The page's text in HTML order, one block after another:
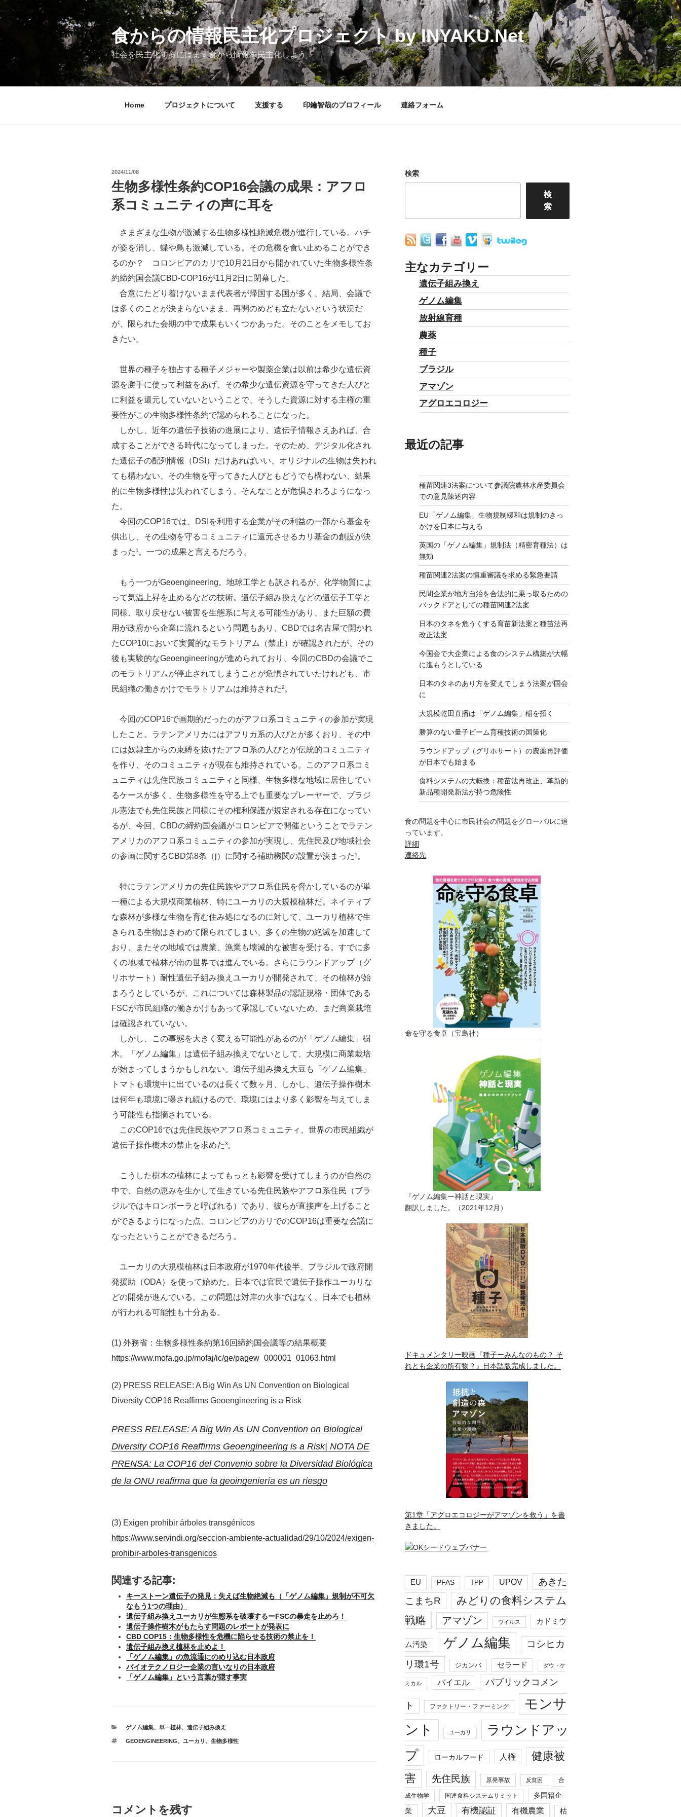
ン
ン
食からの情報民主化プロジェクト by INYAKU.Net
社会を民主化するにはまず食から情報を民主化しよう！
Home プロジェクトについて 支援する 印鑰智哉のプロフィール 連絡フォーム
投
稿
日:
2024/11/08
生物多様性条約COP16会議の成果：アフロ
系コミュニティの声に耳を
さまざまな生物が激減する生物多様性絶滅危機が進行している。ハチ
が姿を消し、蝶や鳥も激減している。その危機を食い止めることができ
るのか？ コロンビアのカリで10月21日から開かれていた生物多様性条
約締約国会議CBD-COP16が11月2日に閉幕した。
合意にたどり着けないまま代表者が帰国する国が多く、結局、会議で
は多くのことが決まらないまま、再開のめども立たないという状況だ
が、限られた会期の中で成果もいくつかあった。そのことをメモしてお
きたい。
世界の種子を独占する種子メジャーや製薬企業は以前は希少な遺伝資
源を勝手に使って利益をあげ、その希少な遺伝資源を守ってきた人びと
に利益を還元していないということで、そうした資源に対する主権の重
要性がこの生物多様性条約で認められることになった。
しかし、近年の遺伝子技術の進展により、遺伝子情報さえあれば、合
成することができる時代になってしまった。そのため、デジタル化され
た遺伝子の配列情報（DSI）だけあればいい、オリジナルの生物は失われ
ても構わない、その生物を守ってきた人びともどうでも構わない、結果
的に生物多様性は失われてしまう、そんなことが危惧されるようになっ
た。
今回のCOP16では、DSIを利用する企業がその利益の一部から基金を
供出し、その生物を守るコミュニティに還元させるカリ基金の創設が決
まった¹。一つの成果と言えるだろう。
もう一つがGeoengineering。地球工学とも訳されるが、化学物質によ
って気温上昇を止めるなどの技術。遺伝子組み換えなどの遺伝子工学と
同様、取り戻せない被害を生態系に与える可能性があり、また巨額の費
用が政府から企業に流れるという問題もあり、CBDでは名古屋で開かれ
たCOP10において実質的なモラトリアム（禁止）が確認されたが、その
後も実験的なGeoengineeringが進められており、今回のCBDの会議でこ
のモラトリアムが停止されてしまうことが危惧されていたけれども、市
民組織の働きかけでモラトリアムは維持された²。
今回のCOP16で画期的だったのがアフロ系コミュニティの参加が実現
したこと。ラテンアメリカにはアフリカ系の人びとが多くおり、その中
には奴隷主からの束縛を抜けたアフロ系の人びとが伝統的コミュニティ
を作り、そのコミュニティが現在も維持されている。このアフロ系コミ
ュニティは先住民族コミュニティと同様、生物多様な地域に居住してい
るケースが多く、生物多様性を守る上でも重要なプレーヤーで、ブラジ
ル憲法でも先住民族と同様にその権利保護が規定される存在になってい
るが、今回、CBDの締約国会議がコロンビアで開催ということでラテン
アメリカのアフロ系コミュニティの参加が実現し、先住民及び地域社会
の参画に関するCBD第8条（j）に関する補助機関の設置が決まった¹。
特にラテンアメリカの先住民族やアフロ系住民を脅かしているのが単
一種による大規模商業植林、特にユーカリの大規模植林だ。ネイティブ
な森林が多様な生物を育む住み処になるのに対して、ユーカリ植林で生
きられる生物はきわめて限られてしまい、多くの生物の絶滅を加速して
おり、またその地域では農業、漁業も壊滅的な被害を受ける。すでに多
くの地域で植林が南の世界では進んでいる。さらにラウンドアップ（グ
リホサート）耐性遺伝子組み換えユーカリが開発されて、その植林が始
まろうとしているが、これについては森林製品の認証規格・団体である
FSCが市民組織の働きかけもあって承認していないため、まだ商業栽培
は確認されていない。
しかし、この事態を大きく変える可能性があるのが「ゲノム編集」樹
木。「ゲノム編集」は遺伝子組み換えでないとして、大規模に商業栽培
が始まってしまうかもしれない。遺伝子組み換え大豆も「ゲノム編集」
トマトも環境中に出ているのは長くて数ヶ月、しかし、遺伝子操作樹木
は何年も環境に曝され続けるので、環境にはより多く影響を与えてしま
う可能性も指摘されている。
このCOP16では先住民族やアフロ系コミュニティ、世界の市民組織が
遺伝子操作樹木の禁止を求めた³。
こうした樹木の植林によってもっとも影響を受けてしまうのが自然の
中で、自然の恵みを生かして生きている先住民族やアフロ系住民（ブラ
ジルではキロンボーラと呼ばれる）であり、彼らが直接声を上げること
ができるようになった点、コロンビアのカリでのCOP16は重要な会議に
なったということができるだろう。
ユーカリの大規模植林は日本政府が1970年代後半、ブラジルで政府開
発援助（ODA）を使って始めた。日本では官民で遺伝子操作ユーカリな
どの開発が進んでいる。この問題は対岸の火事ではなく、日本でも植林
が行われる可能性も十分ある。
(1) 外務省：生物多様性条約第16回締約国会議等の結果概要
https://www.mofa.go.jp/mofaj/ic/ge/pagew_000001_01063.html
(2) PRESS RELEASE: A Big Win As UN Convention on Biological
Diversity COP16 Reaffirms Geoengineering is a Risk
PRESS RELEASE: A Big Win As UN Convention on Biological
Diversity COP16 Reaffirms Geoengineering is a Risk| NOTA DE
PRENSA: La COP16 del Convenio sobre la Diversidad Biológica
de la ONU reafirma que la geoingeniería es un riesgo
(3) Exigen prohibir árboles transgénicos
https://www.servindi.org/seccion-ambiente-actualidad/29/10/2024/exigen-
prohibir-arboles-transgenicos
関連する記事:
キーストーン遺伝子の発見：失えば生物絶滅も（「ゲノム編集」規制が不可欠
なもう1つの理由）
遺伝子組み換えユーカリが生態系を破壊するーFSCの暴走を止めろ！
遺伝子操作樹木がもたらす問題のレポートが発表に
CBD COP15：生物多様性を危機に陥らせる技術の禁止を！
遺伝子組み換え植林を止めよ！
「ゲノム編集」の魚流通にのめり込む日本政府
バイオテクノロジー企業の言いなりの日本政府
「ゲノム編集」という言葉が隠す事実
カ
ゴ
ゲノム編集、 単一植林、 遺伝子組み換え
タ
GEOENGINEERING、 ユーカリ 、 生物多様性
コメントを残す
検索
検
索
主なカテゴリー
遺伝子組み換え
ゲノム編集
放射線育種
農薬
種子
ブラジル
アマゾン
アグロエコロジー
最近の記事
種苗関連3法案について参議院農林水産委員会
での意見陳述内容
EU「ゲノム編集」生物規制緩和は規制のきっ
かけを日本に与える
英国の「ゲノム編集」規制法（精密育種法）は
無効
種苗関連2法案の慎重審議を求める緊急要請
民間企業が地方自治を合法的に乗っ取るための
バックドアとしての種苗関連2法案
日本のタネを危うくする育苗新法案と種苗法再
改正法案
今国会で大企業による食のシステム構築が大幅
に進もうとしている
日本のタネのあり方を変えてしまう法案が国会
に
大規模乾田直播は「ゲノム編集」稲を招く
勝算のない量子ビーム育種技術の国策化
ラウンドアップ（グリホサート）の農薬再評価
が日本でも始まる
食料システムの大転換：種苗法再改正、革新的
新品種開発新法が持つ危険性
食の問題を中心に市民社会の問題をグローバルに追
っています。
詳細
連絡先
命を守る食卓（宝島社）
『ゲノム編集ー神話と現実』
翻訳しました。（2021年12月）
ドキュメンタリー映画『種子ーみんなのもの？ そ
れとも企業の所有物？』日本語版完成しました。
第1章「アグロエコロジーがアマゾンを救う」を書
きました。
EU PFAS TPP UPOV
あきた
こまちR
みどりの食料システム
戦略
アマゾン ウイルス カドミウ
ム汚染 ゲノム編集
コシヒカ
リ環1号
ジカンバ セラード ダウ・ケ
ミカル バイエル パブリックコメン
ト ファクトリー・ファーミング
モンサ
ント
ユーカリ
ラウンドアッ
プ
ローカルフード 人権
健康被
害
先住民族 原発事故 反貧困 合
成生物学 国連食料システムサミット
多国籍企
業
大豆 有機認証 有機農業 枯